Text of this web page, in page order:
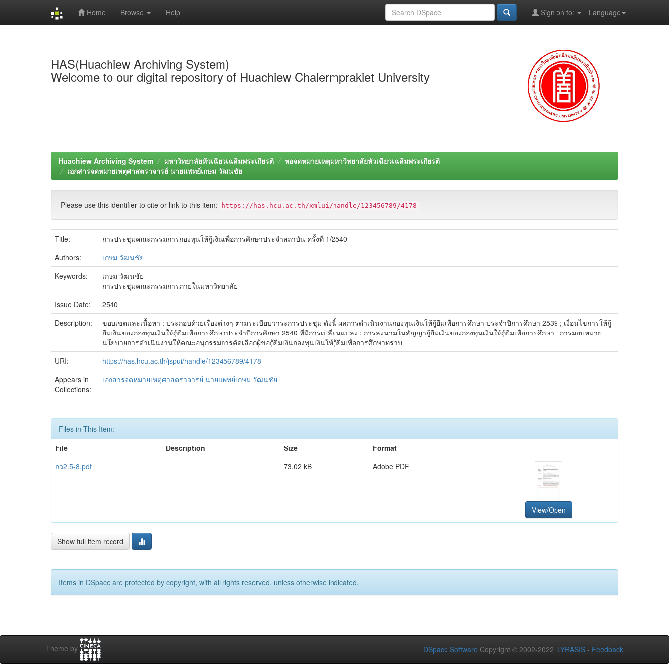
Home Browse Help Language
Sign on to:
HAS(Huachiew Archiving System)
Welcome to our digital repository of Huachiew Chalermprakiet University
Huachiew Archiving System มหาวิทยาลัยหัวเฉียวเฉลิมพระเกียรติ
หอจดหมายเหตุมหาวิทยาลัยหัวเฉียวเฉลิมพระเกียรติ
เอกสารจดหมายเหตุศาสตราจารย์ นายแพทย์เกษม วัฒนชัย
Please use this identifier to cite or link to this item: https://has.hcu.ac.th/xmlui/handle/123456789/4178
Title:
การประชุมคณะกรรมการกองทุนให้กู้เงินเพื่อการศึกษาประจำสถาบัน ครั้งที่ 1/2540
Authors:
เกษม วัฒนชัย
Keywords:
เกษม วัฒนชัย
การประชุมคณะกรรมการภายในมหาวิทยาลัย
Issue Date:
2540
Description:
ขอบเขตและเนื้อหา : ประกอบด้วยเรื่องต่างๆ ตามระเบียบวาระการประชุม ดังนี้ ผลการดำเนินงานกองทุนเงินให้กู้ยืมเพื่อการศึกษา ประจำปีการศึกษา 2539 ; เงื่อนไขการให้กู้
ยืมเงินของกองทุนเงินให้กู้ยืมเพื่อการศึกษาประจำปีการศึกษา 2540 ที่มีการเปลี่ยนแปลง ; การลงนามในสัญญากู้ยืมเงินของกองทุนเงินให้กู้ยืมเพื่อการศึกษา ; การมอบหมาย
นโยบายการดำเนินงานให้คณะอนุกรรมการคัดเลือกผู้ขอกู้ยืมเงินกองทุนเงินให้กู้ยืมเพื่อการศึกษาทราบ
URI:
https://has.hcu.ac.th/jspui/handle/123456789/4178
Appears in
Collections:
เอกสารจดหมายเหตุศาสตราจารย์ นายแพทย์เกษม วัฒนชัย
Files in This Item:
File
Description Size
Format
กว2.5-8.pdf
73.02 kB Adobe PDF
View/Open
Show full item record
Items in DSpace are protected by copyright, with all rights reserved, unless otherwise indicated.
Theme by DSpace Software Copyright © 2002-2022 LYRASIS - Feedback